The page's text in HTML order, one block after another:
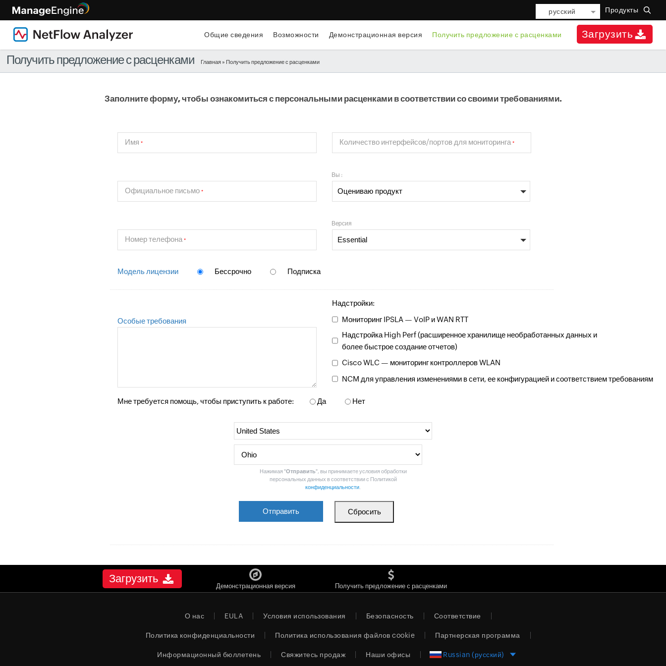
русский Продукты
Загрузить
Общие сведения Возможности Демонстрационная версия Получить предложение с расценками
Получить предложение с расценками Главная » Получить предложение с расценками
Заполните форму, чтобы ознакомиться с персональными расценками в соответствии со своими требованиями.
Имя * Количество интерфейсов/портов для мониторинга *
Официальное письмо *
Вы :
Номер телефона *
Версия
Модель лицензии Бессрочно Подписка
Особые требования
Надстройки:
Мониторинг IPSLA — VoIP и WAN RTT
Надстройка High Perf (расширенное хранилище необработанных данных и
более быстрое создание отчетов)
Cisco WLC — мониторинг контроллеров WLAN
NCM для управления изменениями в сети, ее конфигурацией и соответствием требованиям
Мне требуется помощь, чтобы приступить к работе: Да Нет
Нажимая "Отправить", вы принимаете условия обработки
персональных данных в соответствии с Политикой
конфиденциальности
Загрузить
Демонстрационная версия Получить предложение с расценками
О нас EULA Условия использования Безопасность Соответствие
Политика конфиденциальности Политика использования файлов cookie Партнерская программа
Информационный бюллетень Свяжитесь продаж Наши офисы Russian (русский)